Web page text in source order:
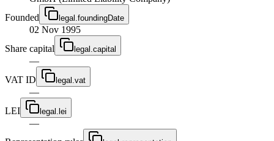
Founded
legal.foundingDate
02 Nov 1995
Share capital
legal.capital
—
VAT ID
legal.vat
—
LEI
legal.lei
—